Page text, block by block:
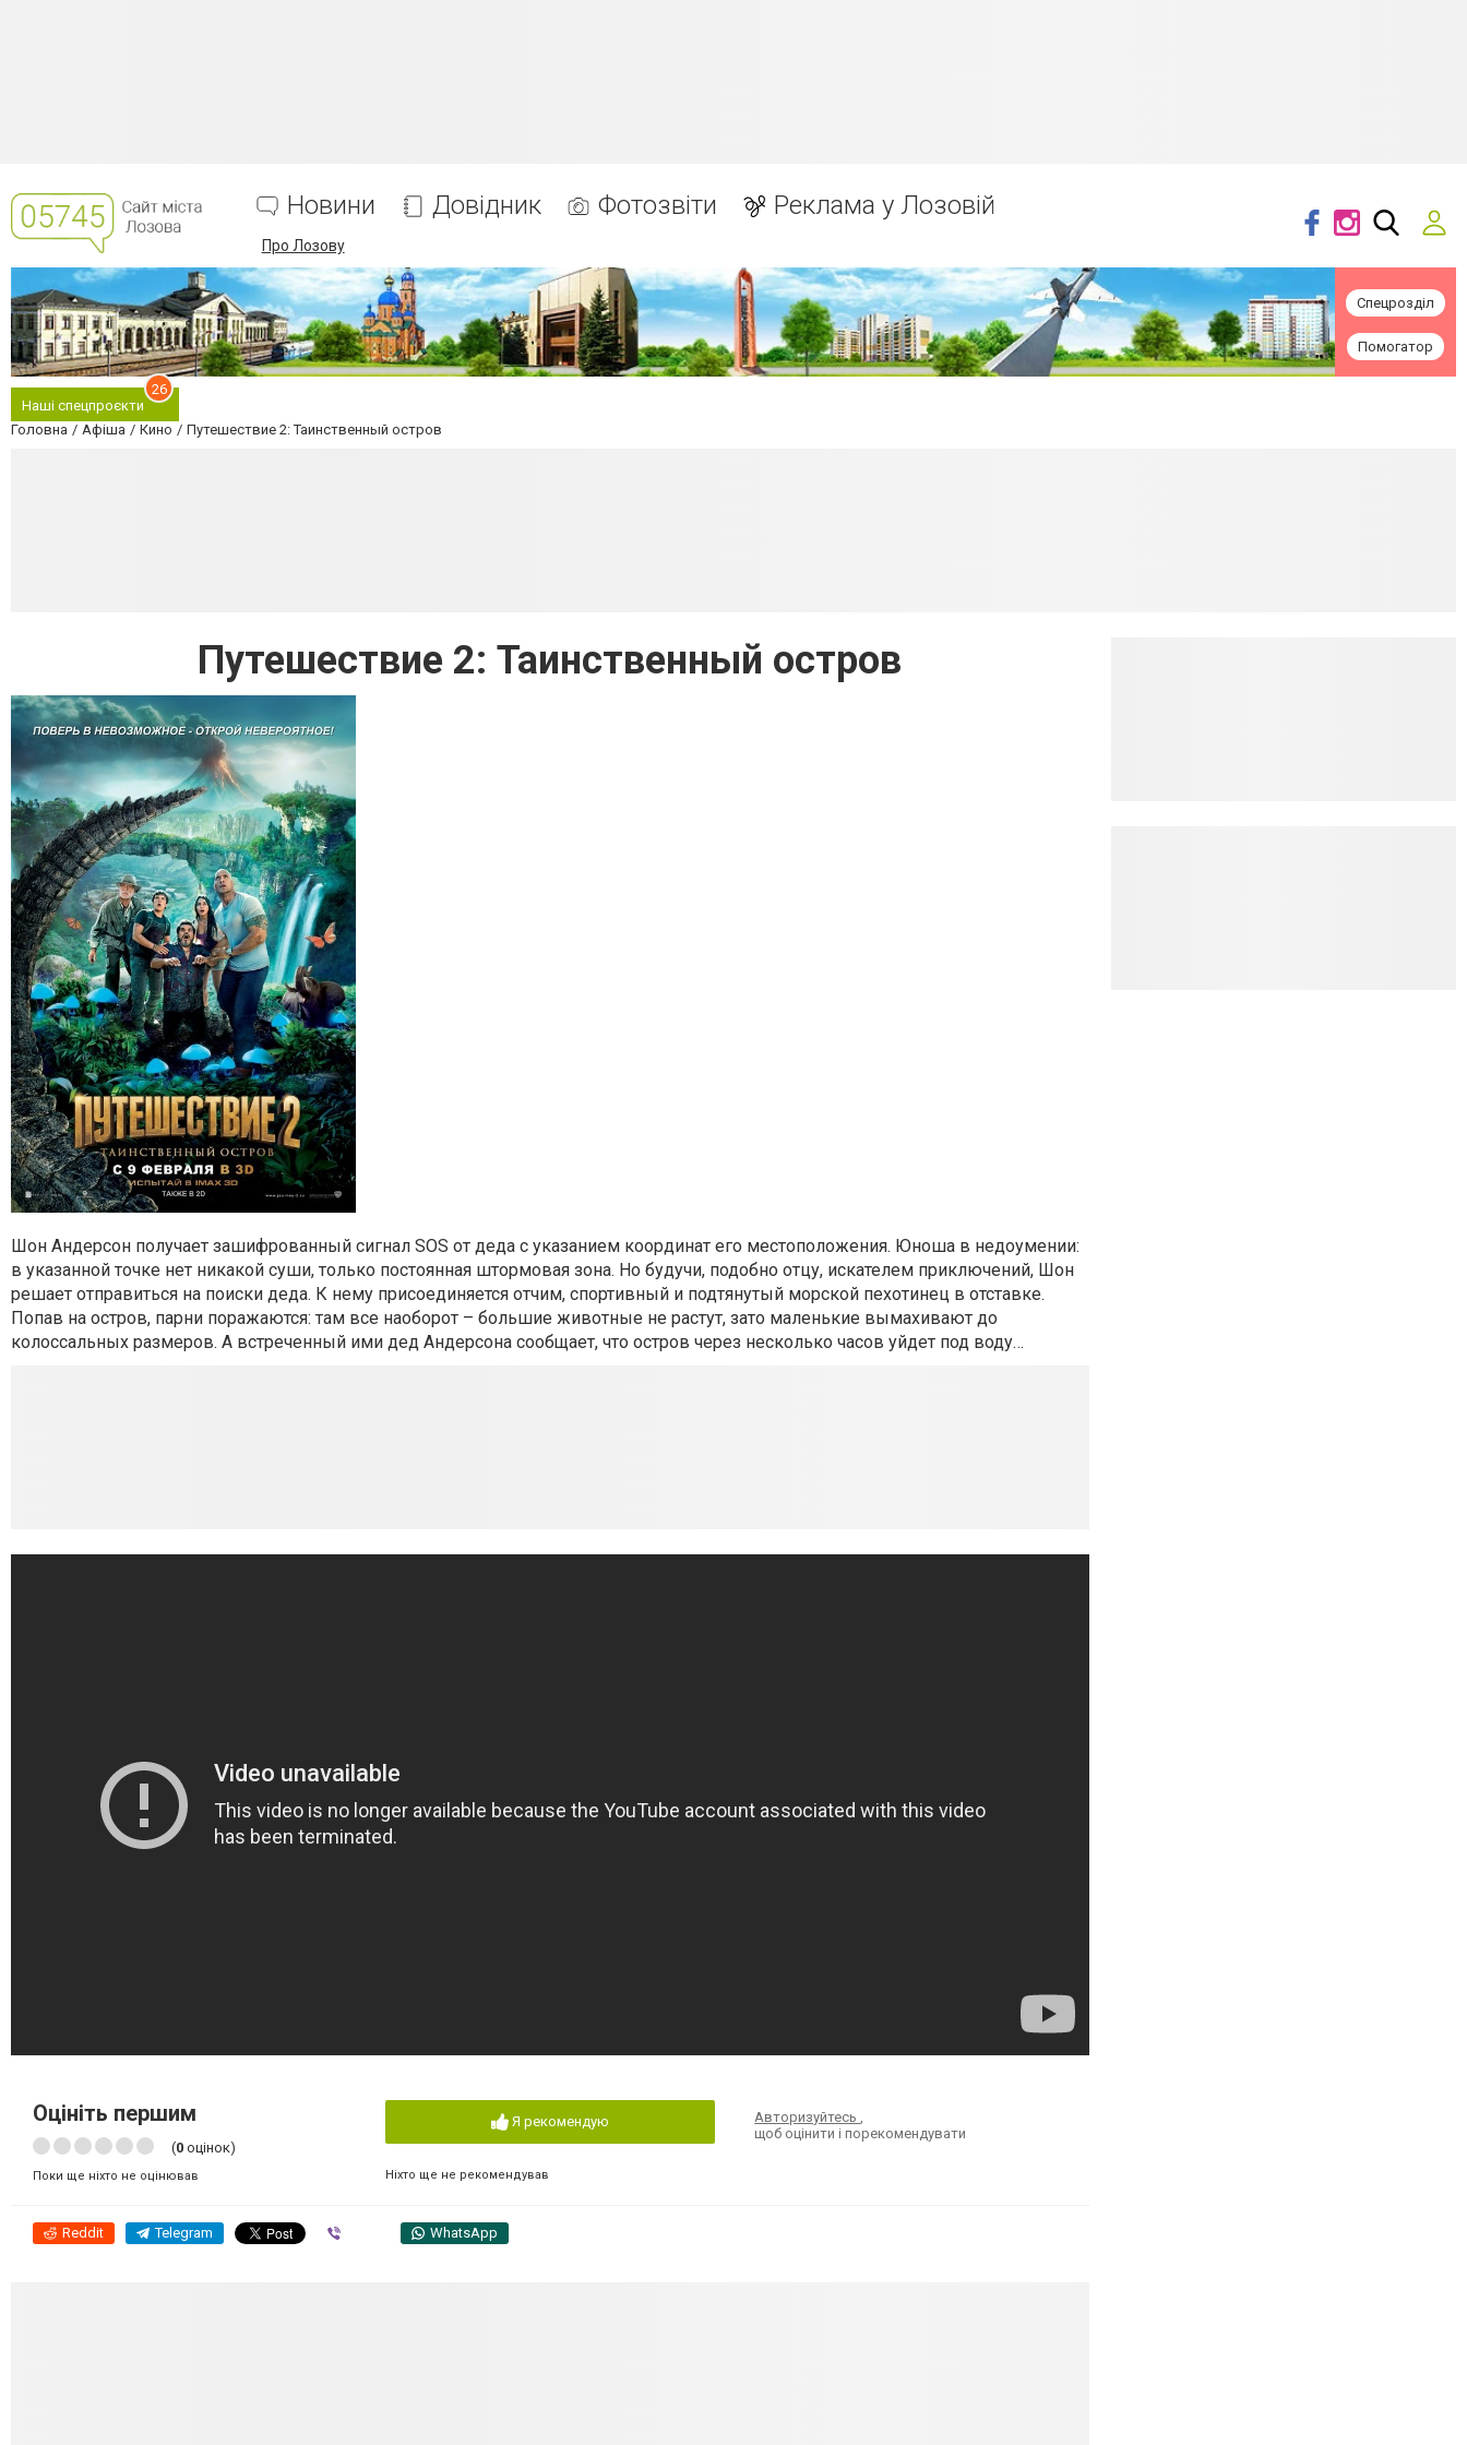
Новини Довідник Фотозвіти Реклама у Лозовій
Про Лозову
Спецрозділ
Помогатор
Наші спецпроєкти
26
Головна Афіша Кино Путешествие 2: Таинственный остров
Путешествие 2: Таинственный остров
Шон Андерсон получает зашифрованный сигнал SOS от деда с указанием координат его местоположения. Юноша в недоумении:
в указанной точке нет никакой суши, только постоянная штормовая зона. Но будучи, подобно отцу, искателем приключений, Шон
решает отправиться на поиски деда. К нему присоединяется отчим, спортивный и подтянутый морской пехотинец в отставке.
Попав на остров, парни поражаются: там все наоборот – большие животные не растут, зато маленькие вымахивают до
колоссальных размеров. А встреченный ими дед Андерсона сообщает, что остров через несколько часов уйдет под воду…
Оцініть першим
(0 оцінок)
Поки ще ніхто не оцінював
Я рекомендую
Ніхто ще не рекомендував
Авторизуйтесь
щоб оцінити і порекомендувати
Reddit Telegram WhatsApp